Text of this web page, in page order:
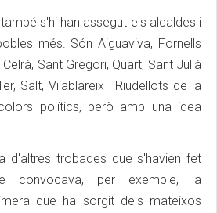
s'hi han assegut els alcaldes i
més. Són Aiguaviva, Fornells
Sant Gregori, Quart, Sant Julià
Salt, Vilablareix i Riudellots de la
polítics, però amb una idea
d'altres trobades que s'havien fet
convocava, per exemple, la
que ha sorgit dels mateixos